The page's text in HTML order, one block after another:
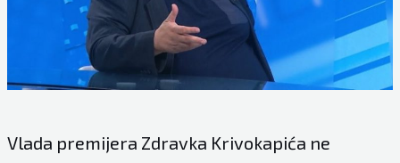
Vlada premijera Zdravka Krivokapića ne